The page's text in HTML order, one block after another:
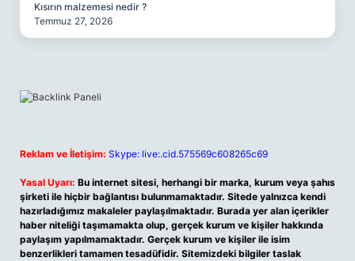
Kısırın malzemesi nedir ?
Temmuz 27, 2026
Reklam ve İletişim: Skype: live:.cid.575569c608265c69
Yasal Uyarı: Bu internet sitesi, herhangi bir marka, kurum veya şahıs
şirketi ile hiçbir bağlantısı bulunmamaktadır. Sitede yalnızca kendi
hazırladığımız makaleler paylaşılmaktadır. Burada yer alan içerikler
haber niteliği taşımamakta olup, gerçek kurum ve kişiler hakkında
paylaşım yapılmamaktadır. Gerçek kurum ve kişiler ile isim
benzerlikleri tamamen tesadüfidir. Sitemizdeki bilgiler taslak